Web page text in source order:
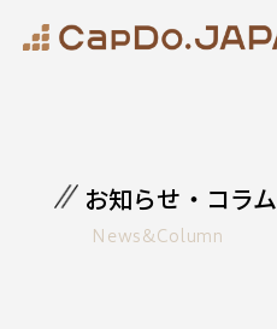
お知らせ・コラム
News&Column